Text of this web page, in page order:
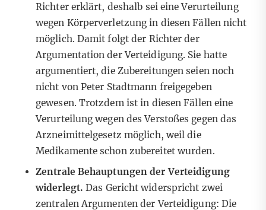
Richter erklärt, deshalb sei eine Verurteilung
wegen Körperverletzung in diesen Fällen nicht
möglich. Damit folgt der Richter der
Argumentation der Verteidigung. Sie hatte
argumentiert, die Zubereitungen seien noch
nicht von Peter Stadtmann freigegeben
gewesen. Trotzdem ist in diesen Fällen eine
Verurteilung wegen des Verstoßes gegen das
Arzneimittelgesetz möglich, weil die
Medikamente schon zubereitet wurden.
Zentrale Behauptungen der Verteidigung
widerlegt. Das Gericht widerspricht zwei
zentralen Argumenten der Verteidigung: Die